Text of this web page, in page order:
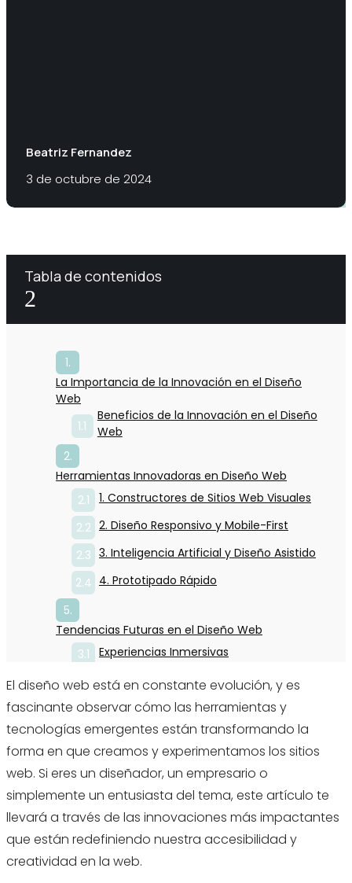
Beatriz Fernandez
3 de octubre de 2024
Tabla de contenidos
2
La Importancia de la Innovación en el Diseño
Web
Beneficios de la Innovación en el Diseño
Web
Herramientas Innovadoras en Diseño Web
1. Constructores de Sitios Web Visuales
2. Diseño Responsivo y Mobile-First
3. Inteligencia Artificial y Diseño Asistido
4. Prototipado Rápido
Tendencias Futuras en el Diseño Web
Experiencias Inmersivas
Accesibilidad y Usabilidad
Automatización del SEO
FAQs sobre Innovación en el Diseño Web
¿Qué herramientas son esenciales para
un diseñador web?
¿Cómo me beneficia un diseño web
responsivo?
¿Qué es el prototipado rápido y por qué
es importante?
El diseño web está en constante evolución, y es
fascinante observar cómo las herramientas y
tecnologías emergentes están transformando la
forma en que creamos y experimentamos los sitios
web. Si eres un diseñador, un empresario o
simplemente un entusiasta del tema, este artículo te
llevará a través de las innovaciones más impactantes
que están redefiniendo nuestra accesibilidad y
creatividad en la web.